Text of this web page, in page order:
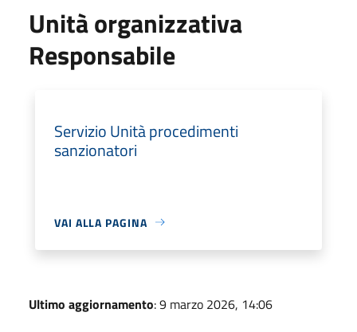
Unità organizzativa
Responsabile
Servizio Unità procedimenti
sanzionatori
VAI ALLA PAGINA
Ultimo aggiornamento: 9 marzo 2026, 14:06